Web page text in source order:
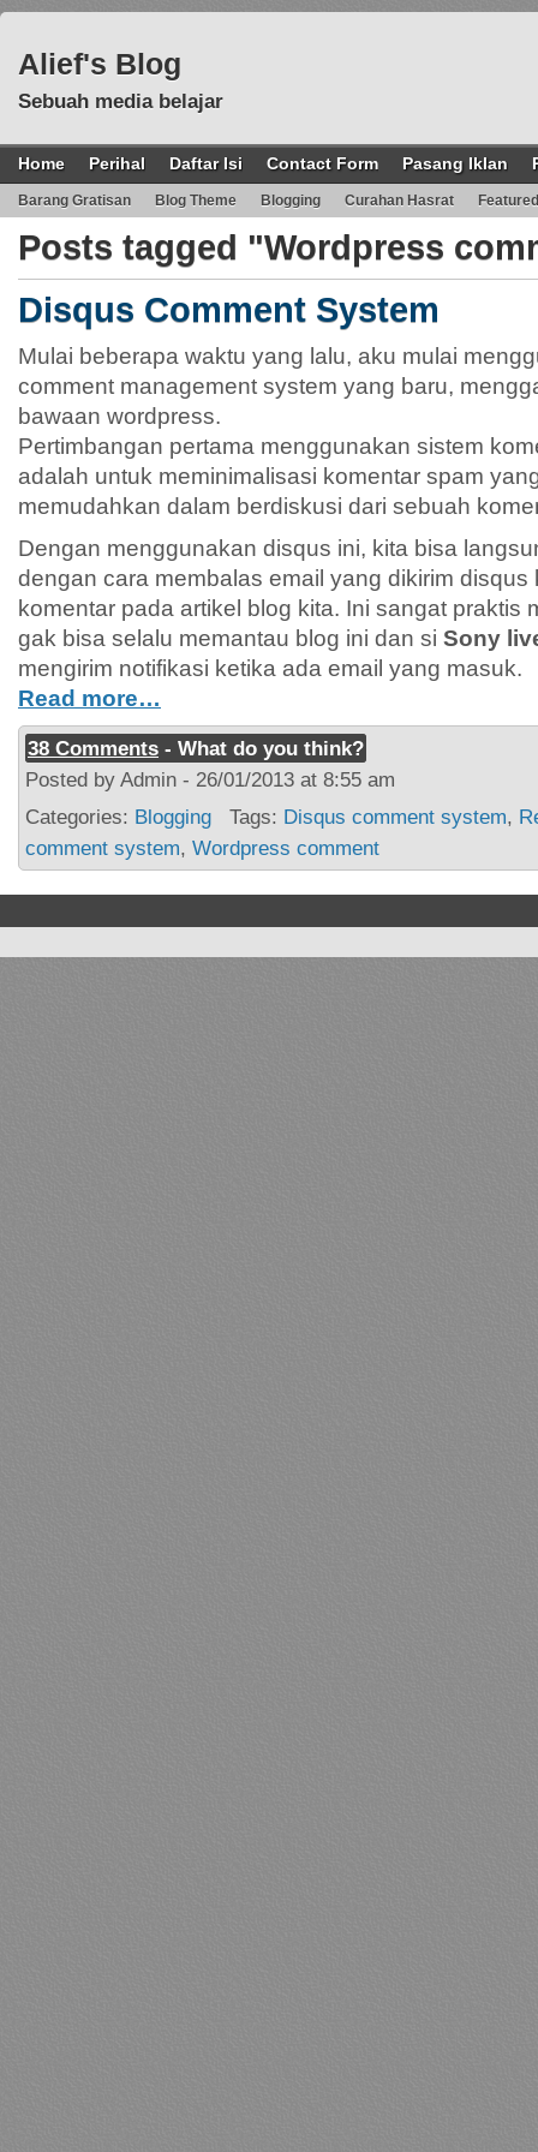
Alief's Blog
Sebuah media belajar
Home Perihal Daftar Isi Contact Form Pasang Iklan
Barang Gratisan Blog Theme Blogging Curahan Hasrat Featured
Posts tagged "Wordpress
Disqus Comment System
Mulai beberapa waktu yang lalu, aku mulai
comment management system yang baru,
bawaan wordpress.
Pertimbangan pertama menggunakan sistem
adalah untuk meminimalisasi komentar spam
memudahkan dalam berdiskusi dari sebuah
Dengan menggunakan disqus ini, kita bisa
dengan cara membalas email yang dikirim
komentar pada artikel blog kita. Ini sangat praktis
gak bisa selalu memantau blog ini dan si Sony
mengirim notifikasi ketika ada email yang masuk.
Read more…
38 Comments - What do you think?
Posted by Admin - 26/01/2013 at 8:55 am
Categories: Blogging Tags: Disqus comment system,
comment system, Wordpress comment